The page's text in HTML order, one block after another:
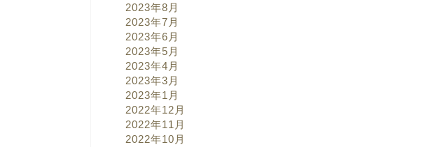
2023年8月
2023年7月
2023年6月
2023年5月
2023年4月
2023年3月
2023年1月
2022年12月
2022年11月
2022年10月